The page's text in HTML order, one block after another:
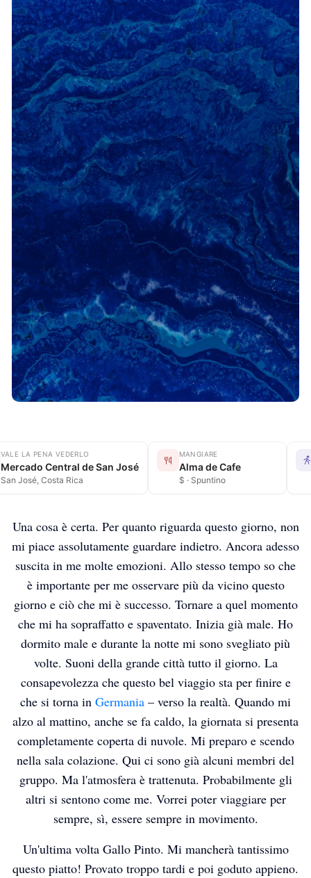
VALE LA PENA VEDERLO
Mercado Central de San José
San José, Costa Rica
MANGIARE
Alma de Cafe
$ · Spuntino
Una cosa è certa. Per quanto riguarda questo giorno, non
mi piace assolutamente guardare indietro. Ancora adesso
suscita in me molte emozioni. Allo stesso tempo so che
è importante per me osservare più da vicino questo
giorno e ciò che mi è successo. Tornare a quel momento
che mi ha sopraffatto e spaventato. Inizia già male. Ho
dormito male e durante la notte mi sono svegliato più
volte. Suoni della grande città tutto il giorno. La
consapevolezza che questo bel viaggio sta per finire e
che si torna in Germania – verso la realtà. Quando mi
alzo al mattino, anche se fa caldo, la giornata si presenta
completamente coperta di nuvole. Mi preparo e scendo
nella sala colazione. Qui ci sono già alcuni membri del
gruppo. Ma l'atmosfera è trattenuta. Probabilmente gli
altri si sentono come me. Vorrei poter viaggiare per
sempre, sì, essere sempre in movimento.
Un'ultima volta Gallo Pinto. Mi mancherà tantissimo
questo piatto! Provato troppo tardi e poi goduto appieno.